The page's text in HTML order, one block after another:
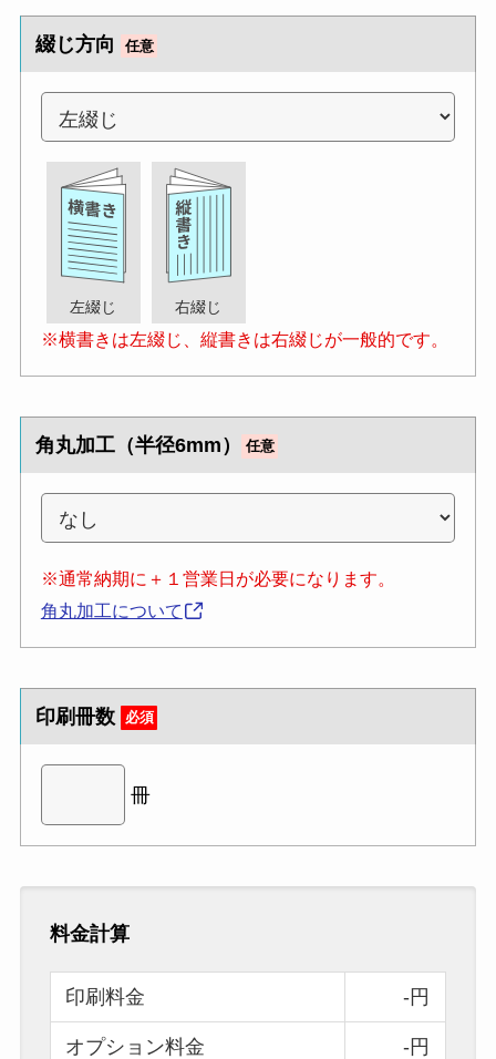
綴じ方向 任意
左綴じ 右綴じ
※横書きは左綴じ、縦書きは右綴じが一般的です。
角丸加工（半径6mm） 任意
※通常納期に＋１営業日が必要になります。
角丸加工について
印刷冊数 必須
冊
料金計算
印刷料金 -円
オプション料金 -円